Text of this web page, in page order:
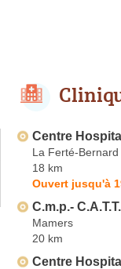
Centre
La Ferté-Bernard
18 km
Ouvert jusqu'à
C.m.p.-
Mamers
20 km
Centre